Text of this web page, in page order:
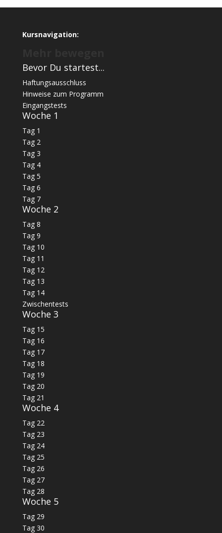
Kursnavigation:
Bevor Du startest...
Haftungsausschluss
Hinweise zum Programm
Eingangstests
Woche 1
Tag 1
Tag 2
Tag 3
Tag 4
Tag 5
Tag 6
Tag 7
Woche 2
Tag 8
Tag 9
Tag 10
Tag 11
Tag 12
Tag 13
Tag 14
Zwischentests
Woche 3
Tag 15
Tag 16
Tag 17
Tag 18
Tag 19
Tag 20
Tag 21
Woche 4
Tag 22
Tag 23
Tag 24
Tag 25
Tag 26
Tag 27
Tag 28
Woche 5
Tag 29
Tag 30